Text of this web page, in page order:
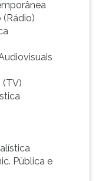
(Rádio)
(TV)
Pública e